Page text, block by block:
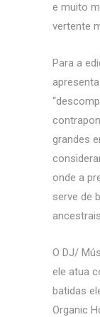
e muito
vertente
Para a
grandes
onde a
serve de
O DJ/
ele atua
batidas
Organic